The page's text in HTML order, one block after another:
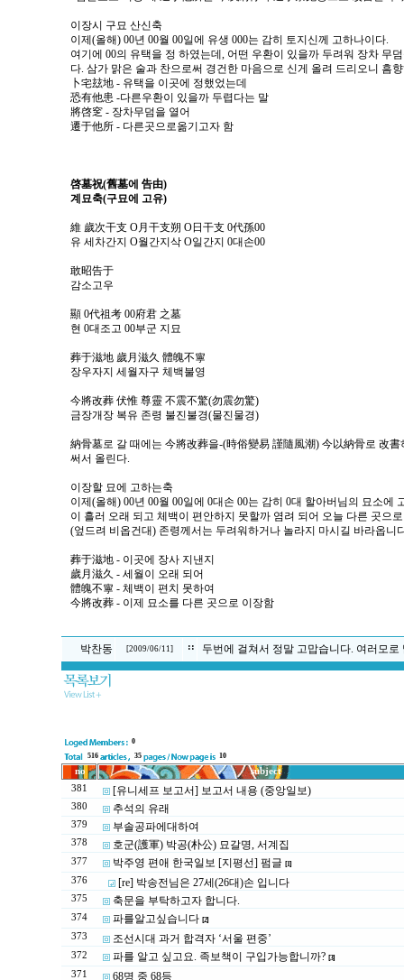
이장시 구묘 산신축
이제(올해) 00년 00월 00일에 유생 000는 감히 토지신께 고하나이다.
여기에 00의 유택을 정 하였는데, 어떤 우환이 있을까 두려워 장차 무
다. 삼가 맑은 술과 찬으로써 경건한 마음으로 신게 올려 드리오니 흠
卜宅玆地 - 유택을 이곳에 정했었는데
恐有他患 -다른우환이 있을까 두렵다는 말
將啓窆 - 장차무덤을 열어
遷于他所 - 다른곳으로옮기고자 함
啓墓祝(舊墓에 告由)
계묘축(구묘에 고유)
維 歲次干支 Ο月干支朔 Ο日干支 0代孫00
유 세차간지 Ο월간지삭 Ο일간지 0대손00
敢昭告于
감소고우
顯 0代祖考 00府君 之墓
현 0대조고 00부군 지묘
葬于滋地 歲月滋久 體魄不寧
장우자지 세월자구 체백불영
今將改葬 伏惟 尊靈 不震不驚(勿震勿驚)
금장개장 복유 존령 불진불경(물진물경)
納骨墓로 갈 때에는 今將改葬을-(時俗變易 謹隨風潮) 今以納骨로 改
써서 올린다.
이장할 묘에 고하는축
이제(올해) 00년 00월 00일에 0대손 00는 감히 0대 할아버님의 묘소에
이 흘러 오래 되고 체백이 편안하지 못할까 염려 되어 오늘 다른 곳으
(엎드려 비옵건대) 존령께서는 두려워하거나 놀라지 마시길 바라옵니
葬于滋地 - 이곳에 장사 지낸지
歲月滋久 - 세월이 오래 되어
體魄不寧 - 체백이 편치 못하여
今將改葬 - 이제 묘소를 다른 곳으로 이장함
박찬동 [2009/06/11] :: 두번에 걸쳐서 정말 고맙습니다. 여러모
0
516
35 10
no
subject
381
[유니세프 보고서] 보고서 내용 (중앙일보)
380 추석의 유래
379 부솔공파에대하여
378 호군(護軍) 박공(朴公) 묘갈명, 서계집
377 박주영 편애 한국일보 [지평선] 펌글 [1]
376 [re] 박송전님은 27세(26대)손 입니다
375 축문을 부탁하고자 합니다.
374 파를알고싶습니다 [2]
373 조선시대 과거 합격자 ‘서울 편중’
372 파를 알고 싶고요. 족보책이 구입가능합니까? [3]
371 68명 중 68등